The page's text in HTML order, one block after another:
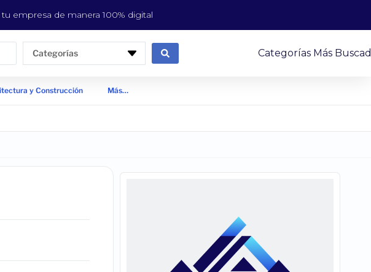
empresa de manera 100% digital
Categorías Categorías Más
y Construcción Más…